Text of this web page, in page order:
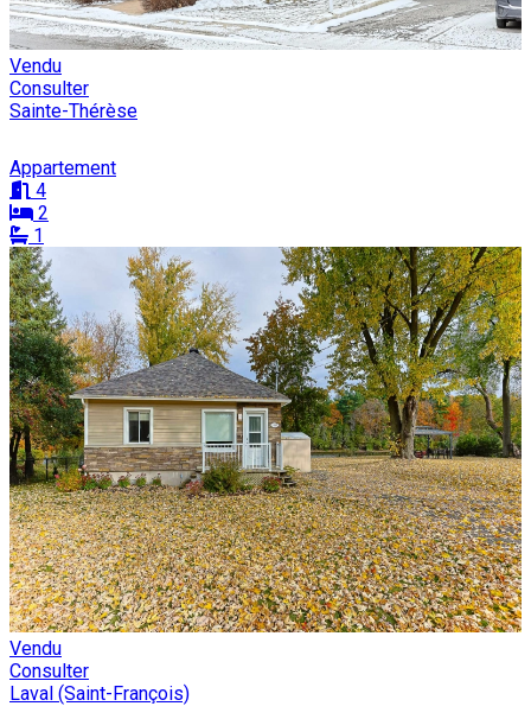
Vendu
Consulter
Sainte-Thérèse
Appartement
4
2
1
Vendu
Consulter
Laval (Saint-François)